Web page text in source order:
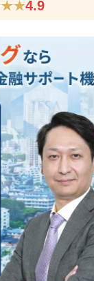
4.9